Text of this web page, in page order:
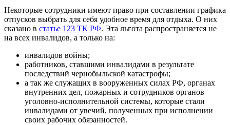
Некоторые сотрудники имеют право при составлении графика
отпусков выбрать для себя удобное время для отдыха. О них
сказано в статье 123 ТК РФ. Эта льгота распространяется не
на всех инвалидов, а только на:
инвалидов войны;
работников, ставшими инвалидами в результате
последствий чернобыльской катастрофы;
а так же служащих в вооруженных силах РФ, органах
внутренних дел, пожарных и сотрудников органов
уголовно-исполнительной системы, которые стали
инвалидами от увечий, полученных при исполнении
своих рабочих обязанностей.